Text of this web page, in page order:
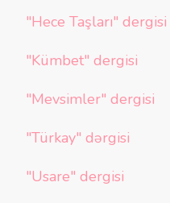
"Hece Taşları" dergisi
"Kümbet" dergisi
"Mevsimler" dergisi
"Türkay" dərgisi
"Usare" dergisi